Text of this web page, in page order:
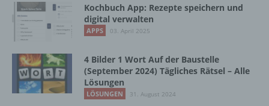
Kochbuch App: Rezepte speichern und
digital verwalten
APPS 03. April 2025
4 Bilder 1 Wort Auf der Baustelle
(September 2024) Tägliches Rätsel – Alle
Lösungen
LÖSUNGEN 31. August 2024
Verarbeitung ist jeder mit oder ohne Hilfe
Vorgang oder jede solche Vorgangsreihe im
Zusammenhang mit personenbezogenen
Daten wie das Erheben, das Erfassen, die
Organisation, das Ordnen, die Speicherung,
die Anpassung oder Veränderung, das